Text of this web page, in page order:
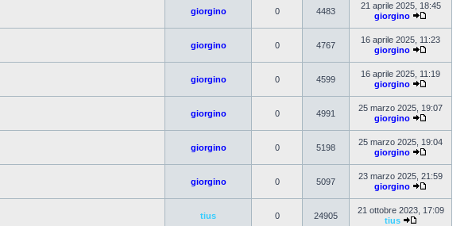
giorgino 0 4483
21 aprile 2025, 18:45
giorgino
giorgino 0 4767
16 aprile 2025, 11:23
giorgino
giorgino 0 4599
16 aprile 2025, 11:19
giorgino
giorgino 0 4991
25 marzo 2025, 19:07
giorgino
giorgino 0 5198
25 marzo 2025, 19:04
giorgino
giorgino 0 5097
23 marzo 2025, 21:59
giorgino
tius 0 24905
21 ottobre 2023, 17:09
tius